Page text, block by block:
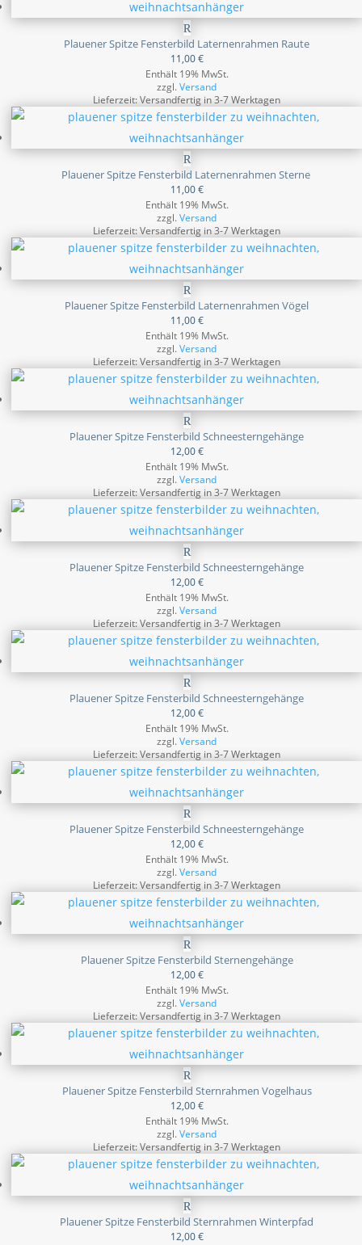
Plauener Spitze Fensterbild Laternenrahmen Raute
11,00€
Enthält 19% MwSt.
zzgl.Versand
Lieferzeit: Versandfertig in 3-7 Werktagen
Plauener Spitze Fensterbild Laternenrahmen Sterne
11,00€
Enthält 19% MwSt.
zzgl.Versand
Lieferzeit: Versandfertig in 3-7 Werktagen
Plauener Spitze Fensterbild Laternenrahmen Vögel
11,00€
Enthält 19% MwSt.
zzgl.Versand
Lieferzeit: Versandfertig in 3-7 Werktagen
Plauener Spitze Fensterbild Schneesterngehänge
12,00€
Enthält 19% MwSt.
zzgl.Versand
Lieferzeit: Versandfertig in 3-7 Werktagen
Plauener Spitze Fensterbild Schneesterngehänge
12,00€
Enthält 19% MwSt.
zzgl.Versand
Lieferzeit: Versandfertig in 3-7 Werktagen
Plauener Spitze Fensterbild Schneesterngehänge
12,00€
Enthält 19% MwSt.
zzgl.Versand
Lieferzeit: Versandfertig in 3-7 Werktagen
Plauener Spitze Fensterbild Schneesterngehänge
12,00€
Enthält 19% MwSt.
zzgl.Versand
Lieferzeit: Versandfertig in 3-7 Werktagen
Plauener Spitze Fensterbild Sternengehänge
12,00€
Enthält 19% MwSt.
zzgl.Versand
Lieferzeit: Versandfertig in 3-7 Werktagen
Plauener Spitze Fensterbild Sternrahmen Vogelhaus
12,00€
Enthält 19% MwSt.
zzgl.Versand
Lieferzeit: Versandfertig in 3-7 Werktagen
Plauener Spitze Fensterbild Sternrahmen Winterpfad
12,00€